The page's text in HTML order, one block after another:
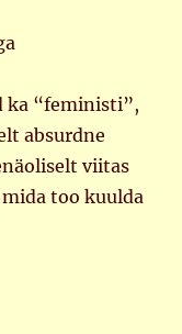
ka “feministi”,
absurdne
viitas
mida too kuulda